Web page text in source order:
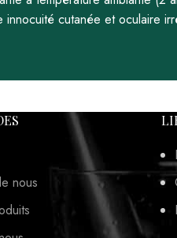
cutanée et oculaire
nous